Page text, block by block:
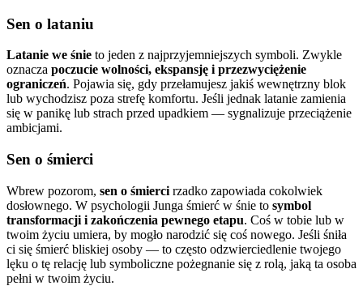
Sen o lataniu
Latanie we śnie to jeden z najprzyjemniejszych symboli. Zwykle
oznacza poczucie wolności, ekspansję i przezwyciężenie
ograniczeń. Pojawia się, gdy przełamujesz jakiś wewnętrzny blok
lub wychodzisz poza strefę komfortu. Jeśli jednak latanie zamienia
się w panikę lub strach przed upadkiem — sygnalizuje przeciążenie
ambicjami.
Sen o śmierci
Wbrew pozorom, sen o śmierci rzadko zapowiada cokolwiek
dosłownego. W psychologii Junga śmierć w śnie to symbol
transformacji i zakończenia pewnego etapu. Coś w tobie lub w
twoim życiu umiera, by mogło narodzić się coś nowego. Jeśli śniła
ci się śmierć bliskiej osoby — to często odzwierciedlenie twojego
lęku o tę relację lub symboliczne pożegnanie się z rolą, jaką ta osoba
pełni w twoim życiu.